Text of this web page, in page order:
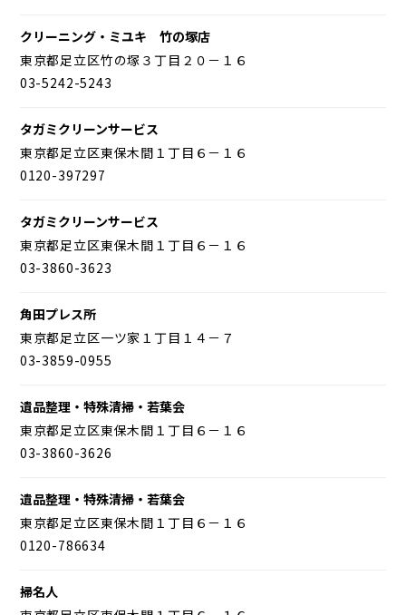
クリーニング・ミユキ 竹の塚店
東京都足立区竹の塚３丁目２０－１６
03-5242-5243
タガミクリーンサービス
東京都足立区東保木間１丁目６－１６
0120-397297
タガミクリーンサービス
東京都足立区東保木間１丁目６－１６
03-3860-3623
角田プレス所
東京都足立区一ツ家１丁目１４－７
03-3859-0955
遺品整理・特殊清掃・若葉会
東京都足立区東保木間１丁目６－１６
03-3860-3626
遺品整理・特殊清掃・若葉会
東京都足立区東保木間１丁目６－１６
0120-786634
掃名人